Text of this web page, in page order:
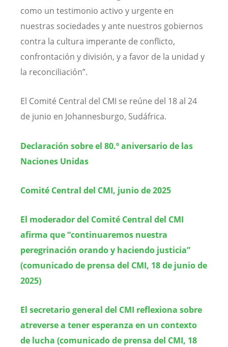
como un testimonio activo y urgente en
nuestras sociedades y ante nuestros gobiernos
contra la cultura imperante de conflicto,
confrontación y división, y a favor de la unidad y
la reconciliación”.
El Comité Central del CMI se reúne del 18 al 24
de junio en Johannesburgo, Sudáfrica.
Declaración sobre el 80.º aniversario de las
Naciones Unidas
Comité Central del CMI, junio de 2025
El moderador del Comité Central del CMI
afirma que “continuaremos nuestra
peregrinación orando y haciendo justicia”
(comunicado de prensa del CMI, 18 de junio de
2025)
El secretario general del CMI reflexiona sobre
atreverse a tener esperanza en un contexto
de lucha (comunicado de prensa del CMI, 18